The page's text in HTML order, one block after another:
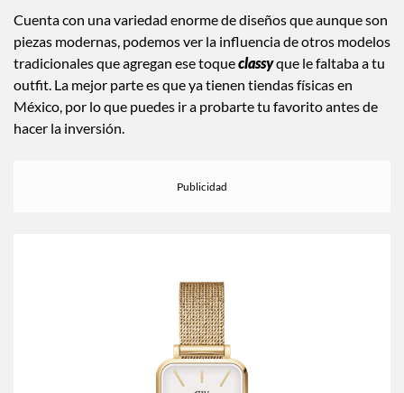
Cuenta con una variedad enorme de diseños que aunque son
piezas modernas, podemos ver la influencia de otros modelos
tradicionales que agregan ese toqueclassyque le faltaba a tu
outfit. La mejor parte es que ya tienen tiendas físicas en
México, por lo que puedes ir a probarte tu favorito antes de
hacer la inversión.